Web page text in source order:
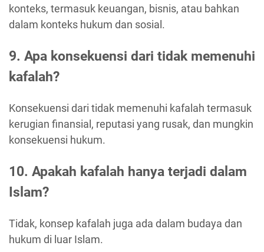
konteks, termasuk keuangan, bisnis, atau bahkan
dalam konteks hukum dan sosial.
9. Apa konsekuensi dari tidak memenuhi
kafalah?
Konsekuensi dari tidak memenuhi kafalah termasuk
kerugian finansial, reputasi yang rusak, dan mungkin
konsekuensi hukum.
10. Apakah kafalah hanya terjadi dalam
Islam?
Tidak, konsep kafalah juga ada dalam budaya dan
hukum di luar Islam.